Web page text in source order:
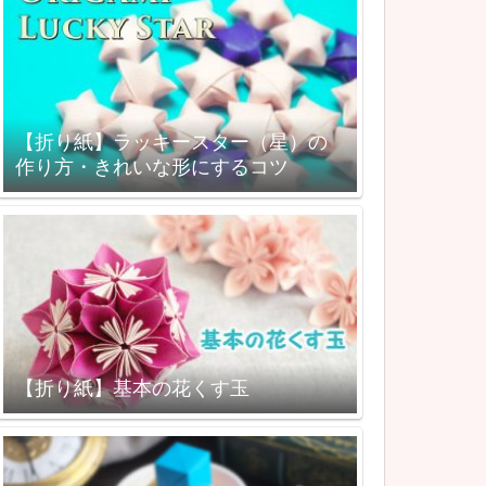
【折り紙】ラッキースター（星）の
作り方・きれいな形にするコツ
【折り紙】基本の花くす玉